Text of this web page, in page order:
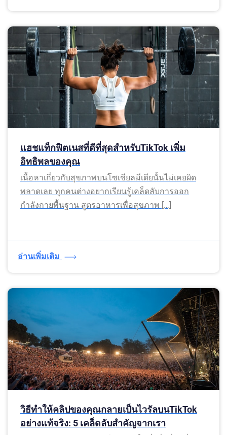
แฮชแท็กฟิตเนสที่ดีที่สุดสำหรับTikTok เพิ่ม
อิทธิพลของคุณ
เนื้อหาเกี่ยวกับสุขภาพบนโซเชียลมีเดียนั้นไม่เคยผิด
พลาดเลย ทุกคนต่างอยากเรียนรู้เคล็ดลับการออก
กำลังกายพื้นฐาน สูตรอาหารเพื่อสุขภาพ […]
อ่านเพิ่มเติม
วิธีทำให้คลิปของคุณกลายเป็นไวรัลบนTikTok
อย่างแท้จริง: 5 เคล็ดลับสำคัญจากเรา